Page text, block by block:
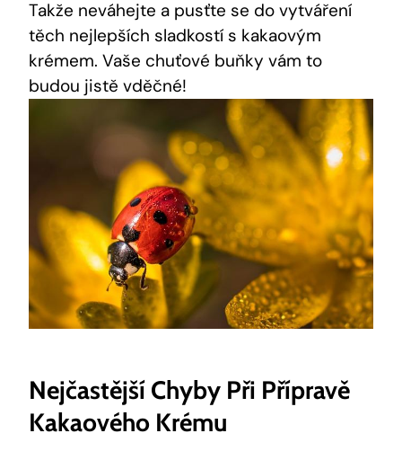
Takže neváhejte a⁤ pusťte se do vytváření
těch ⁣nejlepších sladkostí s kakaovým ​
krémem. Vaše chuťové buňky vám⁣ to
budou‌ jistě vděčné!
Nejčastější ⁣chyby ‍při Přípravě
Kakaového Krému